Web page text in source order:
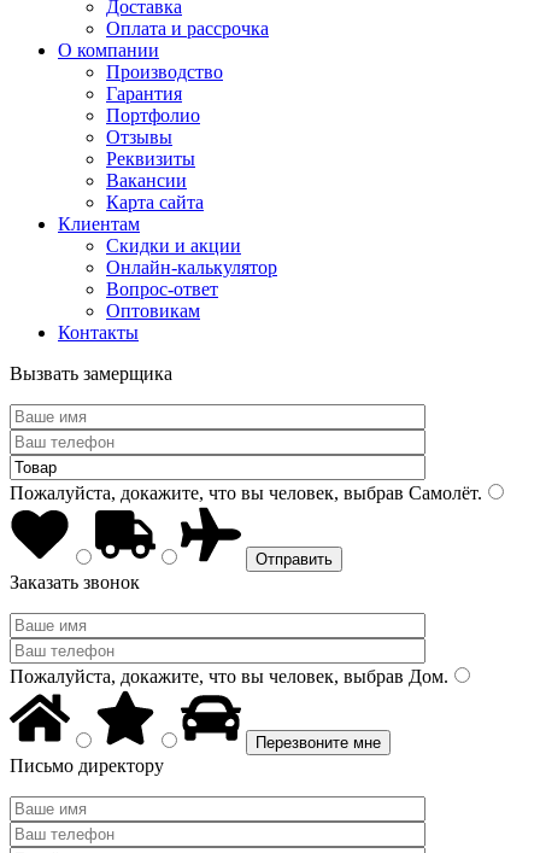
Доставка
Оплата и рассрочка
О компании
Производство
Гарантия
Портфолио
Отзывы
Реквизиты
Вакансии
Карта сайта
Клиентам
Скидки и акции
Онлайн-калькулятор
Вопрос-ответ
Оптовикам
Контакты
Вызвать замерщика
Пожалуйста, докажите, что вы человек, выбрав Самолёт.
Заказать звонок
Пожалуйста, докажите, что вы человек, выбрав Дом.
Письмо директору